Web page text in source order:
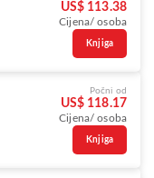
US$ 113.38
Cijena/ osoba
Knjiga
Počni od
US$ 118.17
Cijena/ osoba
Knjiga